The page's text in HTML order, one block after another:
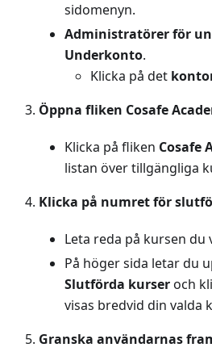
sidomenyn.
Administratörer för
Underkonto.
Klicka på det
Öppna fliken Cosafe
Klicka på fliken Cosafe
listan över tillgängliga
Klicka på numret för
Leta reda på kursen du
På höger sida letar du
Slutförda kurseroch
visas bredvid din valda
Granska användarnas